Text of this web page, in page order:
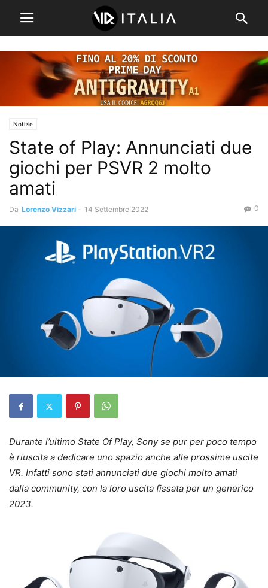
Notizie
State of Play: Annunciati due
giochi per PSVR 2 molto
amati
Da Lorenzo Vizzari - 14 Settembre 2022 0
Durante l’ultimo State Of Play, Sony se pur per poco tempo
è riuscita a dedicare uno spazio anche alle prossime uscite
VR. Infatti sono stati annunciati due giochi molto amati
dalla community, con la loro uscita fissata per un generico
2023.